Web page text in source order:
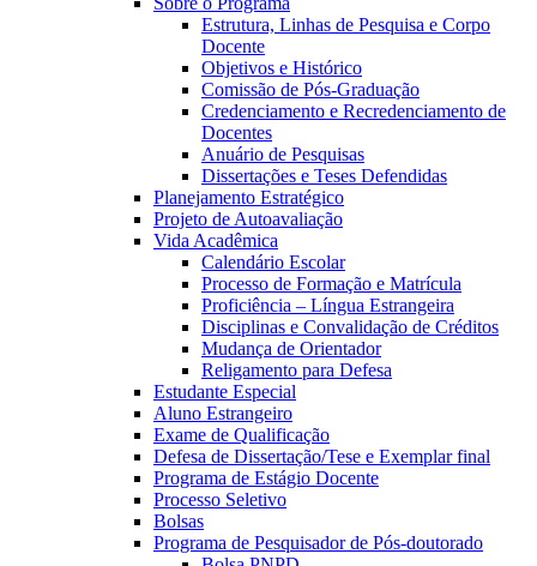
Estrutura, Linhas de Pesquisa e Corpo
Docente
Objetivos e Histórico
Comissão de Pós-Graduação
Credenciamento e Recredenciamento de
Docentes
Anuário de Pesquisas
Dissertações e Teses Defendidas
Planejamento Estratégico
Projeto de Autoavaliação
Vida Acadêmica
Calendário Escolar
Processo de Formação e Matrícula
Proficiência – Língua Estrangeira
Disciplinas e Convalidação de Créditos
Mudança de Orientador
Religamento para Defesa
Estudante Especial
Aluno Estrangeiro
Exame de Qualificação
Defesa de Dissertação/Tese e Exemplar final
Programa de Estágio Docente
Processo Seletivo
Bolsas
Programa de Pesquisador de Pós-doutorado